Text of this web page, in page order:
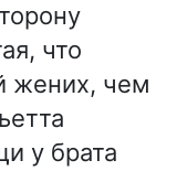
что
жених, чем
у брата